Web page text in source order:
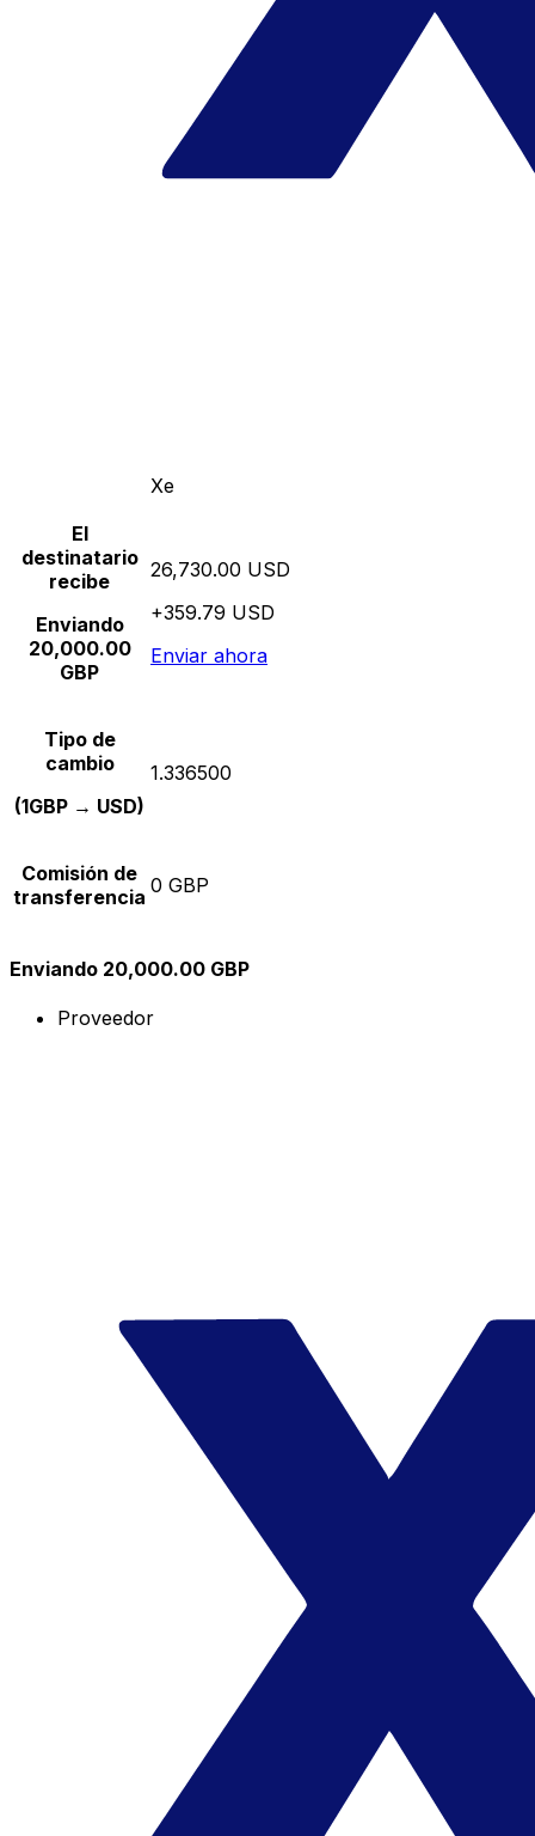
Xe
El
destinatario
recibe
Enviando
20,000.00
GBP
26,730.00 USD
+359.79 USD
Enviar ahora
Tipo de
cambio
(1GBP → USD)
1.336500
Comisión de
transferencia 0 GBP
Enviando 20,000.00 GBP
Proveedor